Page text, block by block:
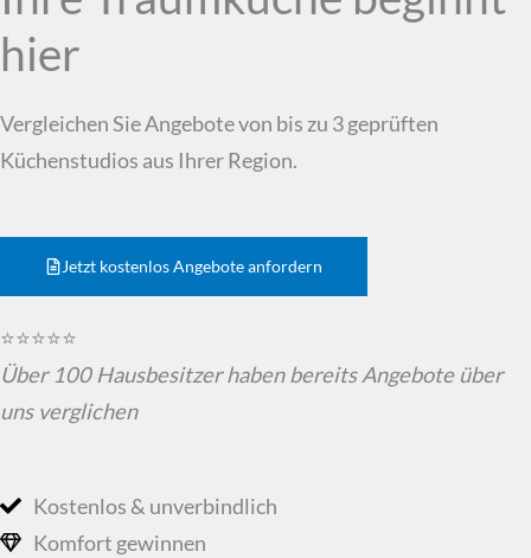
hier
Vergleichen Sie Angebote von bis zu 3 geprüften
Küchenstudios aus Ihrer Region.
Jetzt kostenlos Angebote anfordern
⭐⭐⭐⭐⭐
Über 100 Hausbesitzer haben bereits Angebote über
uns verglichen
Kostenlos & unverbindlich
Komfort gewinnen